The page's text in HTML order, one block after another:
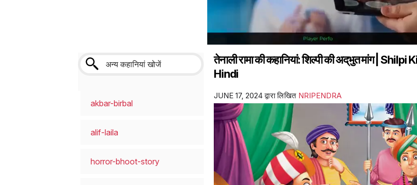
akbar-birbal
alif-laila
horror-bhoot-story
तेनाली रामा की कहानियां: शिल्पी की अद्‌भुत मांग |
Hindi
JUNE 17, 2024द्वारा लिखित NRIPENDRA